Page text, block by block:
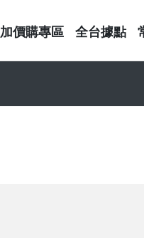
加價購專區 全台據點